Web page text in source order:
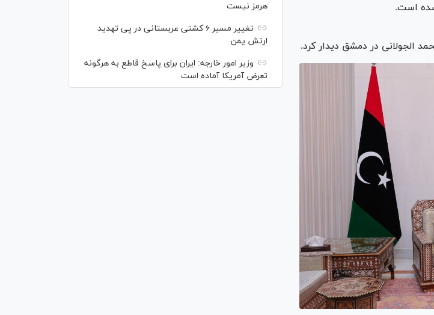
است.
الجولانی در دمشق دیدار کرد.
هرمز نیست
تغییر مسیر ۶ کشتی عربستانی در پی تهدید
ارتش یمن
وزیر امور خارجه: ایران برای پاسخ قاطع به هرگونه
تعرض آمریکا آماده است